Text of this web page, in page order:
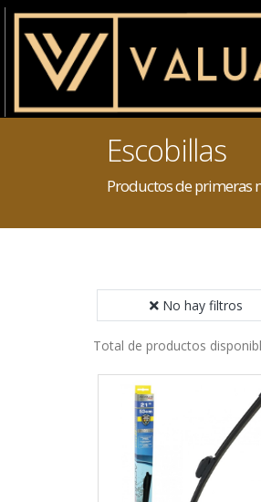
Escobillas
Productos de primeras
No hay filtros
Total de productos